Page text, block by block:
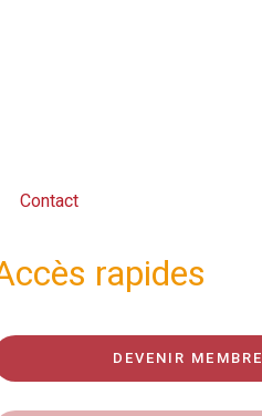
Contact
rapides
DEVENIR MEMBRE